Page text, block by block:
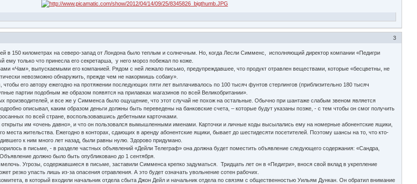
3
в 150 километрах на северо-запад от Лондона было теплым и солнечным. Но, когда Лесли Симменс, исполняющий директор компании «Педигри
ему только что принесла его секретарша, у него мороз побежал по коже.
«Чам», выпускаемыми его компанией. Рядом с ней лежало письмо, предупреждавшее, что продукт отравлен веществами, которые «бесцветны, не
невозможно обнаружить, прежде чем не накормишь собаку».
его автору ежегодно на протяжении последующих пяти лет выплачивалось по 100 тысяч фунтов стерлингов (приблизительно 180 тысяч
партии подобным же образом появятся на прилавках магазинов по всей Великобритании».
производителей, и все же у Симменса было ощущение, что этот случай не похож на остальные. Обычно при шантаже слабым звеном является
описывал, каким образом деньги должны быть переведены на банковские счета, – которые будут указаны позже, - с тем чтобы он смог получить
по всей стране, воспользовавшись дебетными карточками.
им «очень давно», и что он пользовался вымышленными именами. Карточки и личные коды высылались ему на номерные абонентские ящики,
места жительства. Ежегодно в конторах, сдающих в аренду абонентские ящики, бывает до шестидесяти посетителей. Поэтому шансы на то, что кто-
к ним много лет назад, были равны нулю. Здорово придумано.
в письме, - в разделе частных объявлений «Дейли Телеграф» она должна будет поместить объявление следующего содержания: «Сандра,
должно было быть опубликовано до 1 сентября.
Угрозы, содержавшиеся в письме, заставили Симменса крепко задуматься. Тридцать лет он в «Педигри», внося свой вклад в укрепление
резко упасть лишь из-за опасения отравления. А это будет означать увольнение сотен рабочих.
в который входили начальник отдела сбыта Джон Дейл и начальник отдела по связям с общественностью Уильям Дункан. Он обратил внимание